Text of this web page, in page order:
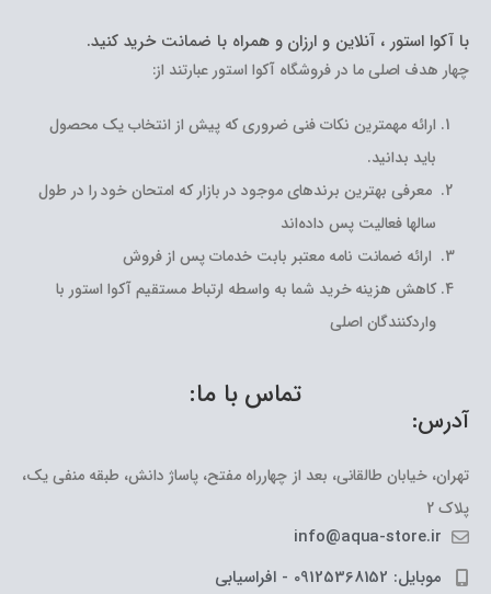
با آکوا استور ، آنلاین و ارزان و همراه با ضمانت خرید کنید.
چهار هدف اصلی ما در فروشگاه آکوا استور عبارتند از:
ارائه مهمترین نکات فنی ضروری که پیش از انتخاب یک محصول
باید بدانید.
معرفی بهترین برندهای موجود در بازار که امتحان خود را در طول
سالها فعالیت پس داده‌اند
ارائه ضمانت نامه معتبر بابت خدمات پس از فروش
کاهش هزینه خرید شما به واسطه ارتباط مستقیم آکوا استور با
واردکنندگان اصلی
تماس با ما:
آدرس:
تهران، خیابان طالقانی، بعد از چهارراه مفتح، پاساژ دانش، طبقه منفی یک،
پلاک 2
info@aqua-store.ir
موبایل: 09125368152 - افراسیابی